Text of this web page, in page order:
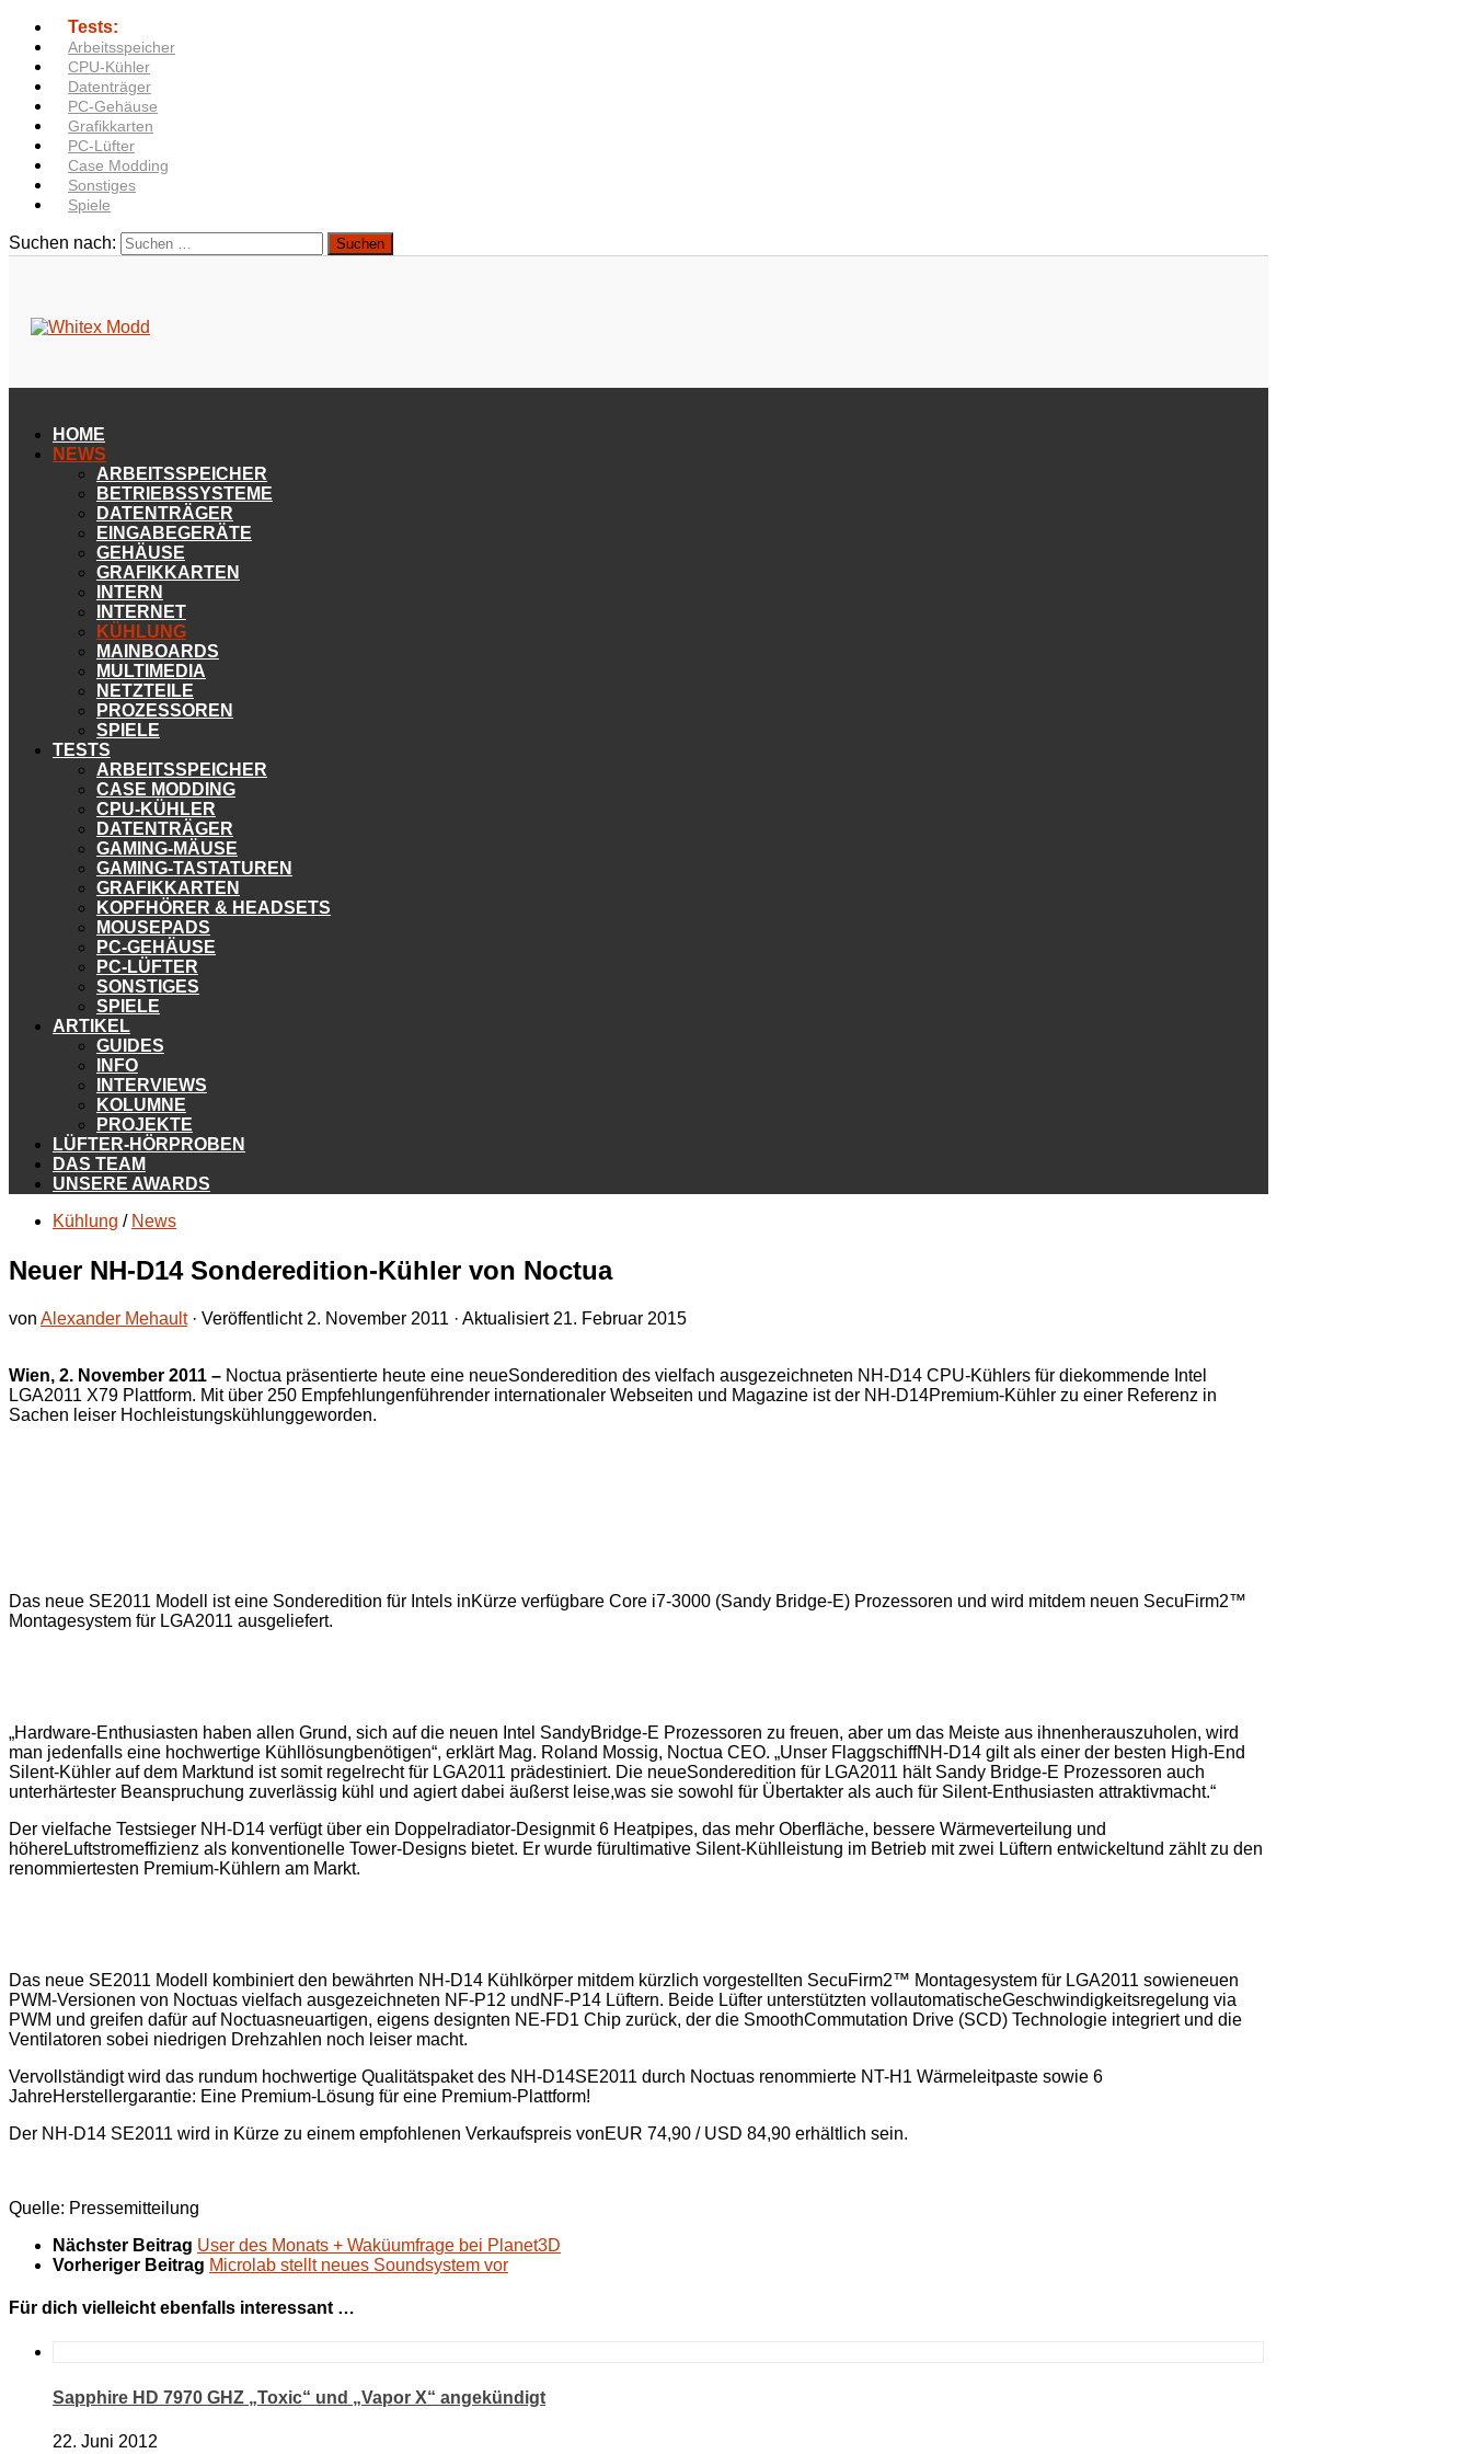
Tests:
Arbeitsspeicher
CPU-Kühler
Datenträger
PC-Gehäuse
Grafikkarten
PC-Lüfter
Case Modding
Sonstiges
Spiele
Suchen nach:
HOME
NEWS
ARBEITSSPEICHER
BETRIEBSSYSTEME
DATENTRÄGER
EINGABEGERÄTE
GEHÄUSE
GRAFIKKARTEN
INTERN
INTERNET
KÜHLUNG
MAINBOARDS
MULTIMEDIA
NETZTEILE
PROZESSOREN
SPIELE
TESTS
ARBEITSSPEICHER
CASE MODDING
CPU-KÜHLER
DATENTRÄGER
GAMING-MÄUSE
GAMING-TASTATUREN
GRAFIKKARTEN
KOPFHÖRER & HEADSETS
MOUSEPADS
PC-GEHÄUSE
PC-LÜFTER
SONSTIGES
SPIELE
ARTIKEL
GUIDES
INFO
INTERVIEWS
KOLUMNE
PROJEKTE
LÜFTER-HÖRPROBEN
DAS TEAM
UNSERE AWARDS
Kühlung / News
Neuer NH-D14 Sonderedition-Kühler von Noctua
von Alexander Mehault · Veröffentlicht 2. November 2011 · Aktualisiert 21. Februar 2015
Wien, 2. November 2011 – Noctua präsentierte heute eine neueSonderedition des vielfach ausgezeichneten NH-D14 CPU-Kühlers für diekommende Intel
LGA2011 X79 Plattform. Mit über 250 Empfehlungenführender internationaler Webseiten und Magazine ist der NH-D14Premium-Kühler zu einer Referenz in
Sachen leiser Hochleistungskühlunggeworden.
Das neue SE2011 Modell ist eine Sonderedition für Intels inKürze verfügbare Core i7-3000 (Sandy Bridge-E) Prozessoren und wird mitdem neuen SecuFirm2™
Montagesystem für LGA2011 ausgeliefert.
„Hardware-Enthusiasten haben allen Grund, sich auf die neuen Intel SandyBridge-E Prozessoren zu freuen, aber um das Meiste aus ihnenherauszuholen, wird
man jedenfalls eine hochwertige Kühllösungbenötigen“, erklärt Mag. Roland Mossig, Noctua CEO. „Unser FlaggschiffNH-D14 gilt als einer der besten High-End
Silent-Kühler auf dem Marktund ist somit regelrecht für LGA2011 prädestiniert. Die neueSonderedition für LGA2011 hält Sandy Bridge-E Prozessoren auch
unterhärtester Beanspruchung zuverlässig kühl und agiert dabei äußerst leise,was sie sowohl für Übertakter als auch für Silent-Enthusiasten attraktivmacht.“
Der vielfache Testsieger NH-D14 verfügt über ein Doppelradiator-Designmit 6 Heatpipes, das mehr Oberfläche, bessere Wärmeverteilung und
höhereLuftstromeffizienz als konventionelle Tower-Designs bietet. Er wurde fürultimative Silent-Kühlleistung im Betrieb mit zwei Lüftern entwickeltund zählt zu den
renommiertesten Premium-Kühlern am Markt.
Das neue SE2011 Modell kombiniert den bewährten NH-D14 Kühlkörper mitdem kürzlich vorgestellten SecuFirm2™ Montagesystem für LGA2011 sowieneuen
PWM-Versionen von Noctuas vielfach ausgezeichneten NF-P12 undNF-P14 Lüftern. Beide Lüfter unterstützten vollautomatischeGeschwindigkeitsregelung via
PWM und greifen dafür auf Noctuasneuartigen, eigens designten NE-FD1 Chip zurück, der die SmoothCommutation Drive (SCD) Technologie integriert und die
Ventilatoren sobei niedrigen Drehzahlen noch leiser macht.
Vervollständigt wird das rundum hochwertige Qualitätspaket des NH-D14SE2011 durch Noctuas renommierte NT-H1 Wärmeleitpaste sowie 6
JahreHerstellergarantie: Eine Premium-Lösung für eine Premium-Plattform!
Der NH-D14 SE2011 wird in Kürze zu einem empfohlenen Verkaufspreis vonEUR 74,90 / USD 84,90 erhältlich sein.
Quelle: Pressemitteilung
Nächster Beitrag User des Monats + Waküumfrage bei Planet3D
Vorheriger Beitrag Microlab stellt neues Soundsystem vor
Für dich vielleicht ebenfalls interessant …
Sapphire HD 7970 GHZ „Toxic“ und „Vapor X“ angekündigt
22. Juni 2012